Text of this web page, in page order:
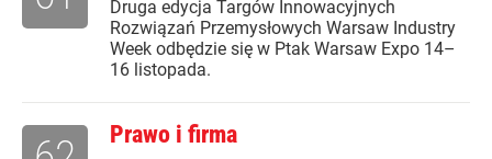
Druga edycja Targów Innowacyjnych
Rozwiązań Przemysłowych Warsaw Industry
Week odbędzie się w Ptak Warsaw Expo 14–
16 listopada.
Prawo i firma